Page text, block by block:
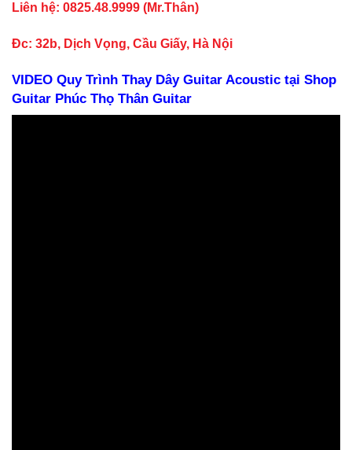
Liên hệ: 0825.48.9999 (Mr.Thân)
Đc: 32b, Dịch Vọng, Cầu Giấy, Hà Nội
VIDEO Quy Trình Thay Dây Guitar Acoustic tại Shop
Guitar Phúc Thọ Thân Guitar